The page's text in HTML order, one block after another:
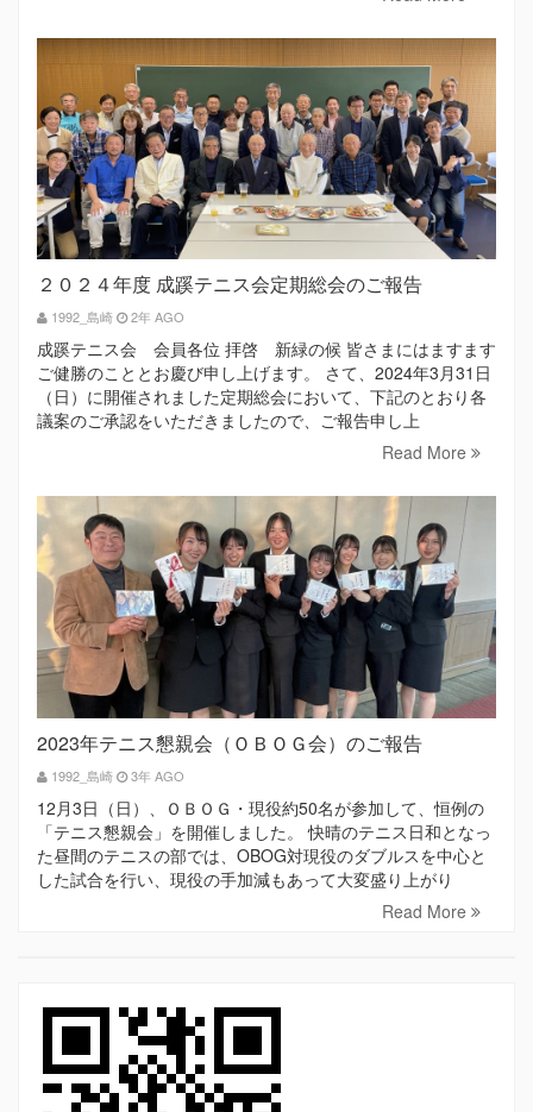
２０２４年度 成蹊テニス会定期総会のご報告
1992_島崎 2年 AGO
成蹊テニス会 会員各位 拝啓 新緑の候 皆さまにはますます
ご健勝のこととお慶び申し上げます。 さて、2024年3月31日
（日）に開催されました定期総会において、下記のとおり各
議案のご承認をいただきましたので、ご報告申し上
Read More
2023年テニス懇親会（ＯＢＯＧ会）のご報告
1992_島崎 3年 AGO
12月3日（日）、ＯＢＯＧ・現役約50名が参加して、恒例の
「テニス懇親会」を開催しました。 快晴のテニス日和となっ
た昼間のテニスの部では、OBOG対現役のダブルスを中心と
した試合を行い、現役の手加減もあって大変盛り上がり
Read More